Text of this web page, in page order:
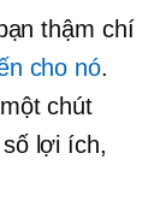
thậm chí
cho nó.
chút
lợi ích,